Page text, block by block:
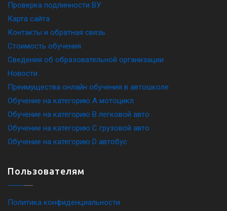
Проверка подлинности ВУ
Карта сайта
Контакты и обратная связь
Стоимость обучения
Сведения об образовательной организации
Новости
Преимущества онлайн обучения в автошколе
Обучение на категорию A мотоцикл
Обучение на категорию B легковой авто
Обучение на категорию C грузовой авто
Обучение на категорию D автобус
Пользователям
Политика конфиденциальности